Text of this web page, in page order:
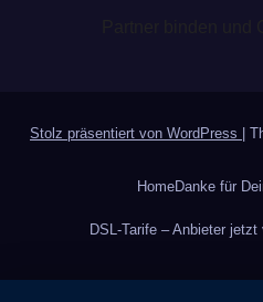
Stolz präsentiert von WordPress
HomeDanke für
DSL-Tarife – Anbieter jetzt